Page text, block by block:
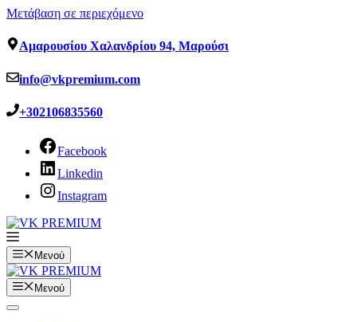
Μετάβαση σε περιεχόμενο
Αμαρουσίου Χαλανδρίου 94, Μαρούσι
info@vkpremium.com
+302106835560
Facebook
Linkedin
Instagram
Μενού
Μενού